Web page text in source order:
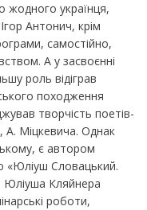
жодного українця,
Антонич, крім
самостійно,
А у засвоєнні
роль відіграв
походження
творчість поетів-
А. Міцкевича. Однак
є автором
«Юліуш Словацький.
Юліуша Кляйнера
роботи,